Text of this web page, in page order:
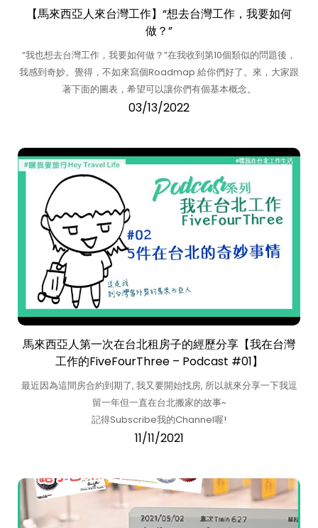
【馬來西亞人來台灣工作】“想去台灣工作，我要如何
做？”
“我也想去台灣工作，我要如何做？”在我收到第10個類似的問題後，
我感到奇妙。覺得，不如來寫個Roadmap 給你們好了。來，大家跟
著下面的圖表，希望可以讓你們有個基本概念。
03/13/2022
馬來西亞人第一次在台北租房子的經歷分享【我在台灣
工作的FiveFourThree – Podcast #01】
最近因為這間房合約到期了, 我又要開始找房, 所以就來分享一下我逗
留一年但一直在台北搬家的故事~
記得Subscribe我的Channel喔!
11/11/2021